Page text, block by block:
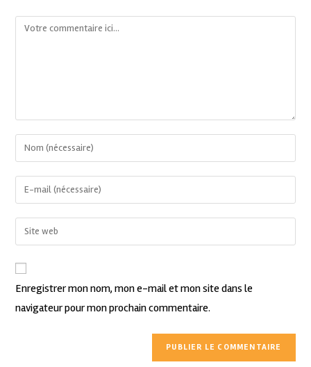
Enregistrer mon nom, mon e-mail et mon site dans le
navigateur pour mon prochain commentaire.